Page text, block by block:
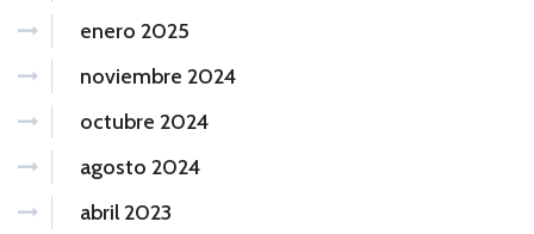
enero 2025
noviembre 2024
octubre 2024
agosto 2024
abril 2023